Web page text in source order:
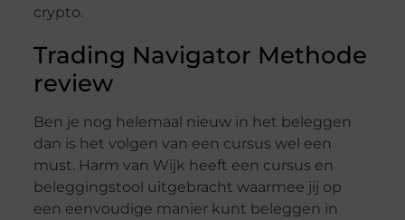
crypto.
Trading Navigator Methode
review
Ben je nog helemaal nieuw in het beleggen
dan is het volgen van een cursus wel een
must. Harm van Wijk heeft een cursus en
beleggingstool uitgebracht waarmee jij op
een eenvoudige manier kunt beleggen in